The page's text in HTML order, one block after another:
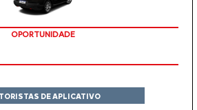
OPORTUNIDADE
DE APLICATIVO